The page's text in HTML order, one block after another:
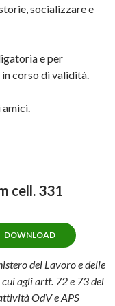
socializzare e
e per
corso di validità.
cell. 331
DOWNLOAD
del Lavoro e delle
agli artt. 72 e 73 del
OdV e APS